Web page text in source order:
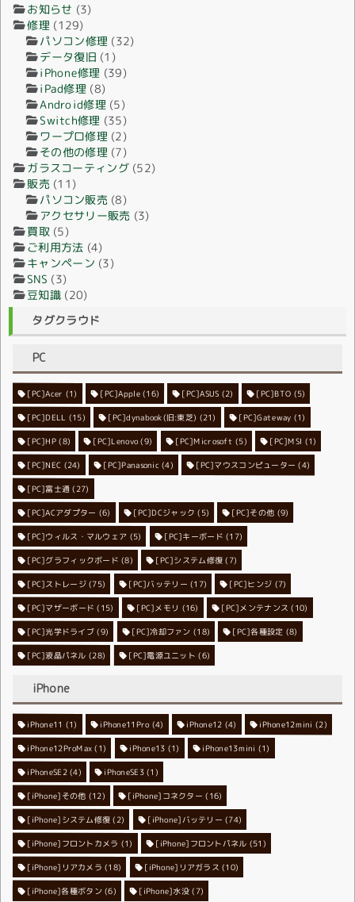
お知らせ (3)
修理 (129)
パソコン修理 (32)
データ復旧 (1)
iPhone修理 (39)
iPad修理 (8)
Android修理 (5)
Switch修理 (35)
ワープロ修理 (2)
その他の修理 (7)
ガラスコーティング(52)
販売(11)
パソコン販売 (8)
アクセサリー販売 (3)
買取(5)
ご利用方法 (4)
キャンペーン (3)
SNS (3)
豆知識 (20)
タグクラウド
PC
[PC]Acer (1) [PC]Apple(16) [PC]ASUS (2) [PC]BTO (5)
[PC]DELL (15) [PC]dynabook(旧:東芝) (21) [PC]Gateway (1)
[PC]HP(8) [PC]Lenovo(9) [PC]Microsoft (5) [PC]MSI (1)
[PC]NEC (24) [PC]Panasonic (4) [PC]マウスコンピューター (4)
[PC]富士通 (27)
[PC]ACアダプター (6) [PC]DCジャック (5) [PC]その他 (9)
[PC]ウィルス・マルウェア (5) [PC]キーボード (17)
[PC]グラフィックボード (8) [PC]システム修復 (7)
[PC]ストレージ(75) [PC]バッテリー (17) [PC]ヒンジ (7)
[PC]マザーボード (15) [PC]メモリ (16) [PC]メンテナンス (10)
[PC]光学ドライブ (9) [PC]冷却ファン (18) [PC]各種設定 (8)
[PC]液晶パネル (28) [PC]電源ユニット (6)
iPhone
iPhone11 (1) iPhone11Pro(4) iPhone12 (4) iPhone12mini (2)
iPhone12ProMax (1) iPhone13 (1) iPhone13mini (1)
iPhoneSE2(4) iPhoneSE3 (1)
[iPhone]その他 (12) [iPhone]コネクター (16)
[iPhone]システム修復 (2) [iPhone]バッテリー (74)
[iPhone]フロントカメラ (1) [iPhone]フロントパネル (51)
[iPhone]リアカメラ (18) [iPhone]リアガラス (10)
[iPhone]各種ボタン (6) [iPhone]水没 (7)